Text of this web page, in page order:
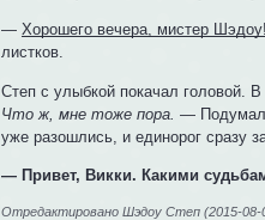
—Хорошего вечера, мистер
листков.
Степ с улыбкой покачал головой.
Что ж, мне тоже пора. — Подумал
уже разошлись, и единорог сразу
— Привет, Викки. Какими
Отредактировано Шэдоу Степ (2015-08-